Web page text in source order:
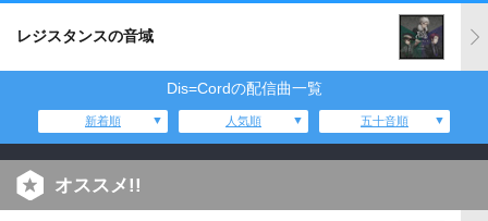
レジスタンスの音域
Dis=Cordの配信曲一覧
新着順 人気順 五十音順
オススメ!!